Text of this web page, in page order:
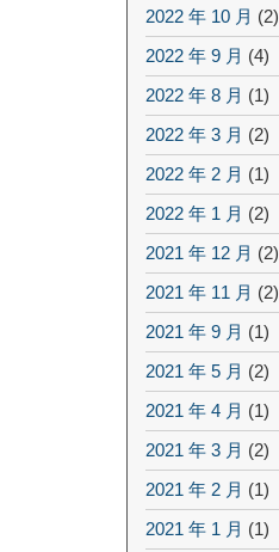
2022 年 10 月 (2)
2022 年 9 月 (4)
2022 年 8 月 (1)
2022 年 3 月 (2)
2022 年 2 月 (1)
2022 年 1 月 (2)
2021 年 12 月 (2)
2021 年 11 月 (2)
2021 年 9 月 (1)
2021 年 5 月 (2)
2021 年 4 月 (1)
2021 年 3 月 (2)
2021 年 2 月 (1)
2021 年 1 月 (1)